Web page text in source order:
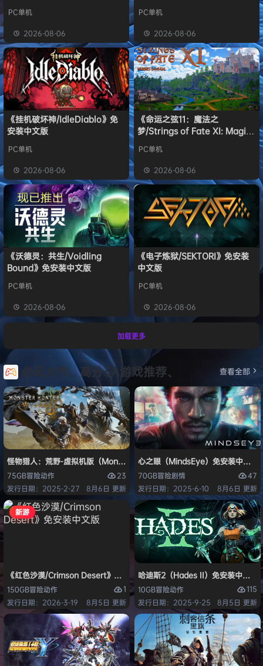
PC单机
2026-08-06
PC单机
2026-08-06
《挂机破坏神/IdleDiablo》免
安装中文版
PC单机
2026-08-06
《命运之弦11：魔法之
梦/Strings of Fate XI: Magic
PC单机
2026-08-06
《沃德灵：共生/Voidling
Bound》免安装中文版
PC单机
2026-08-06
《电子炼狱/SEKTORI》免安装
中文版
PC单机
2026-08-06
加载更多
必玩大作、高分3A游戏推荐、 查看全部
怪物猎人：荒野-虚拟机版（Monster Hunter Wilds HYPERVISOR）免安
75GB冒险动作
23
发行日期：2025-2-27
8月6日 更新
心之眼（MindsEye）免安装中文版
70GB冒险剧情
47
发行日期：2025-6-10
8月6日 更新
新游
《红色沙漠/Crimson Desert》免安装中文版
150GB冒险动作
1
发行日期：2026-3-19
8月5日 更新
哈迪斯2（Hades II）免安装中文版
10GB冒险动作
115
发行日期：2025-9-25
8月5日 更新